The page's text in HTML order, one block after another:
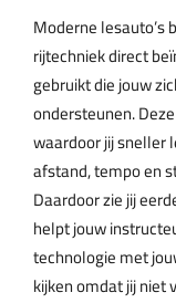
Moderne
rijtechniek direct
gebruikt die jouw
ondersteunen.
waardoor jij sneller
afstand, tempo en
Daardoor zie jij
helpt jouw
technologie met
kijken omdat jij